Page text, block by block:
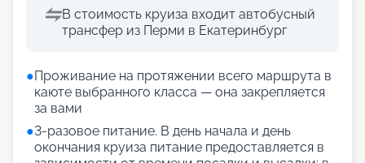
В стоимость круиза входит автобусный
трансфер из Перми в Екатеринбург
●Проживание на протяжении всего маршрута в
каюте выбранного класса — она закрепляется
за вами
●3-разовое питание. В день начала и день
окончания круиза питание предоставляется в